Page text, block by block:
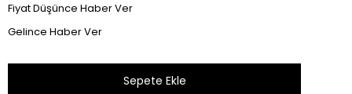
Fiyat Düşünce Haber Ver
Gelince Haber Ver